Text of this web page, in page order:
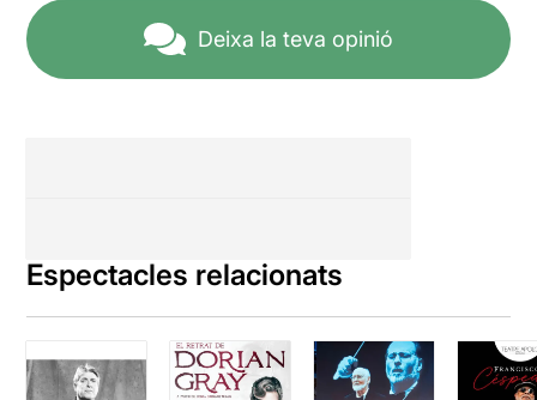
Deixa la teva opinió
Espectacles relacionats